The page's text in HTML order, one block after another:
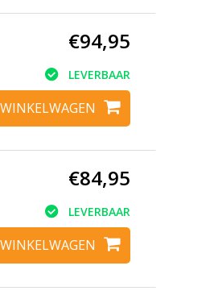
€94,95
LEVERBAAR
€84,95
LEVERBAAR